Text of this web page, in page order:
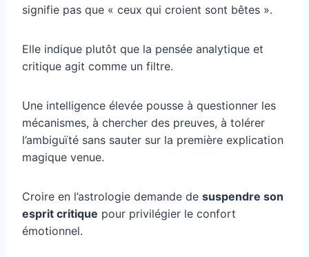
signifie pas que « ceux qui croient sont bêtes ».
Elle indique plutôt que la pensée analytique et
critique agit comme un filtre.
Une intelligence élevée pousse à questionner les
mécanismes, à chercher des preuves, à tolérer
l’ambiguïté sans sauter sur la première explication
magique venue.
Croire en l’astrologie demande de suspendre son
esprit critique pour privilégier le confort
émotionnel.